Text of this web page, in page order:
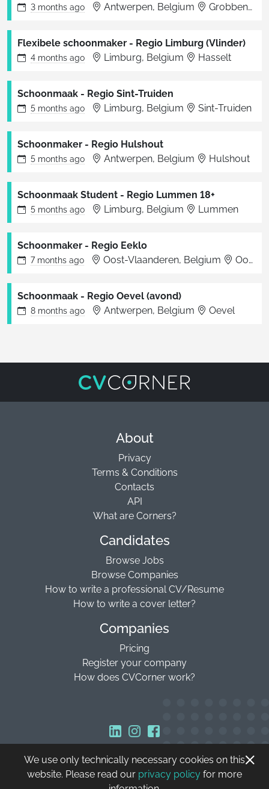
We use only technically necessary cookies on this
website. Please read our privacy policy for more
3 months ago Antwerpen, Belgium Grobbendonk
Flexibele schoonmaker - Regio Limburg (Vlinder)
4 months ago Limburg, Belgium Hasselt
Schoonmaak - Regio Sint-Truiden
5 months ago Limburg, Belgium Sint-Truiden
Schoonmaker - Regio Hulshout
5 months ago Antwerpen, Belgium Hulshout
Schoonmaak Student - Regio Lummen 18+
5 months ago Limburg, Belgium Lummen
Schoonmaker - Regio Eeklo
7 months ago Oost-Vlaanderen, Belgium Oost-Vlaanderen
Schoonmaak - Regio Oevel (avond)
8 months ago Antwerpen, Belgium Oevel
About
Privacy
Terms & Conditions
Contacts
API
What are Corners?
Candidates
Browse Jobs
Browse Companies
How to write a professional CV/Resume
How to write a cover letter?
Companies
Pricing
Register your company
How does CVCorner work?
Copyright © 2026 CVCorner